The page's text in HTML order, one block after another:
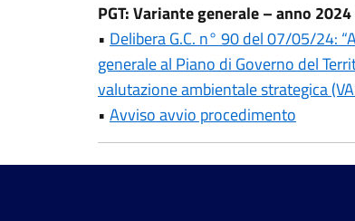
PGT: Variante generale – anno
• Delibera G.C. n° 90 del 07/05/24:
generale al Piano di Governo del
valutazione ambientale strategica
• Avviso avvio procedimento